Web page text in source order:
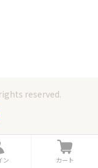
reserved.
ロ
グ
ン
カ
ー
カート